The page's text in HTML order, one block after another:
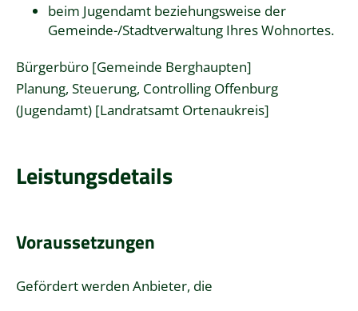
beim Jugendamt beziehungsweise der
Gemeinde-/Stadtverwaltung Ihres Wohnortes.
Bürgerbüro [Gemeinde Berghaupten]
Planung, Steuerung, Controlling Offenburg
(Jugendamt) [Landratsamt Ortenaukreis]
Leistungsdetails
Voraussetzungen
Gefördert werden Anbieter, die